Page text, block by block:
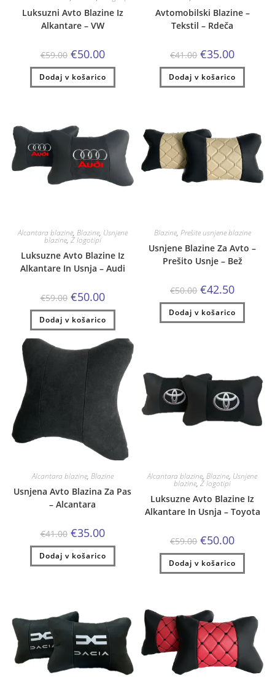
Luksuzni Avto Blazine Iz
Alkantare – VW
€59.00 Izvirna
cena
je
bila:
€59.00.
€50.00Trenutna
cena
je:
€50.00.
Dodaj v košarico
Avtomobilski Blazine –
Tekstil – Rdeča
€41.00 Izvirna
cena
je
bila:
€41.00.
€35.00Trenutna
je:
€35.00.
Dodaj v košarico
Alcantara blazine, Blazine, Usnjene
blazine, Z logotipi
Luksuzne Avto Blazine Iz
Alkantare In Usnja – Audi
€59.00 Izvirna
cena
je
bila:
€59.00.
€50.00Trenutna
cena
je:
€50.00.
Dodaj v košarico
Blazine, Prešite usnjene blazine
Usnjene Blazine Za Avto –
Prešito Usnje – Bež
€50.00 Izvirna
cena
je
bila:
€50.00.
€42.50Trenutna
je:
€42.50.
Dodaj v košarico
Alcantara blazine, Blazine
Usnjena Avto Blazina Za Pas
– Alcantara
€41.00 Izvirna
cena
je
bila:
€41.00.
€35.00Trenutna
cena
je:
€35.00.
Dodaj v košarico
Alcantara blazine,Blazine, Usnjene
blazine,Z logotipi
Luksuzne Avto Blazine Iz
Alkantare In Usnja – Toyota
€59.00 Izvirna
cena
je
bila:
€59.00.
€50.00Trenutna
je:
€50.00.
Dodaj v košarico